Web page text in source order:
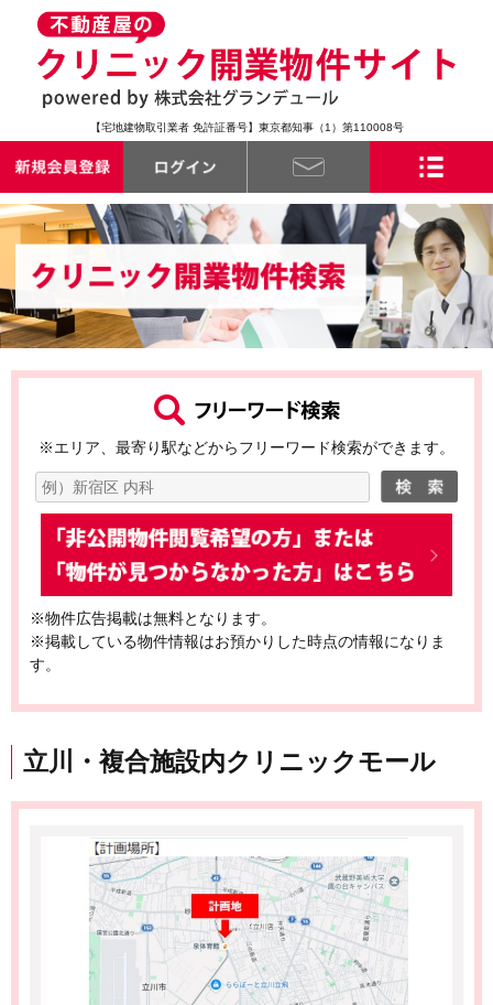
【宅地建物取引業者 免許証番号】東京都知事（1）第110008号
※エリア、最寄り駅などからフリーワード検索ができます。
※物件広告掲載は無料となります。
※掲載している物件情報はお預かりした時点の情報になりま
す。
立川・複合施設内クリニックモール